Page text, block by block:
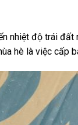
nhiệt độ trái
hè là việc cấp